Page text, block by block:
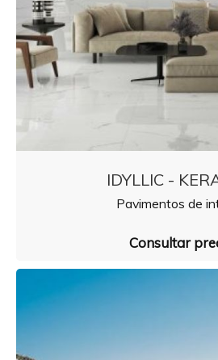
IDYLLIC -
Pavimentos de
Consultar